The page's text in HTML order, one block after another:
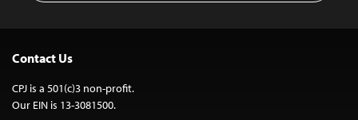
Contact Us
CPJ is a 501(c)3 non-profit.
Our EIN is 13-3081500.